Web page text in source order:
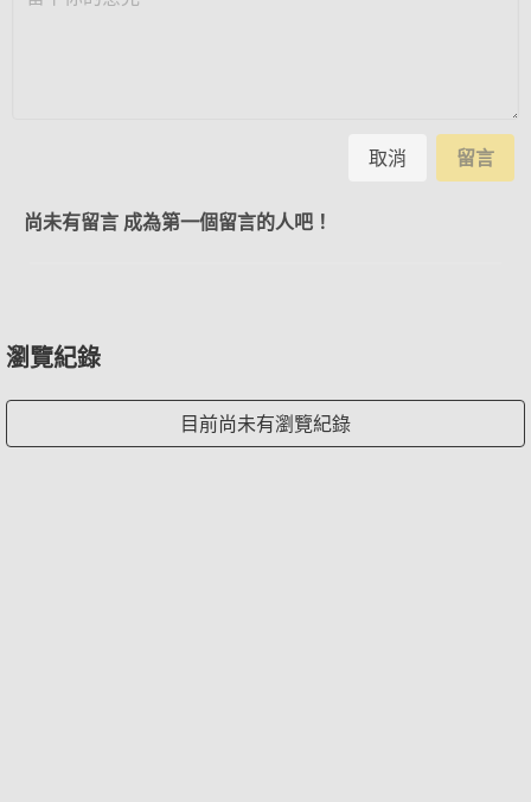
取消 留言
尚未有留言 成為第一個留言的人吧！
瀏覽紀錄
目前尚未有瀏覽紀錄